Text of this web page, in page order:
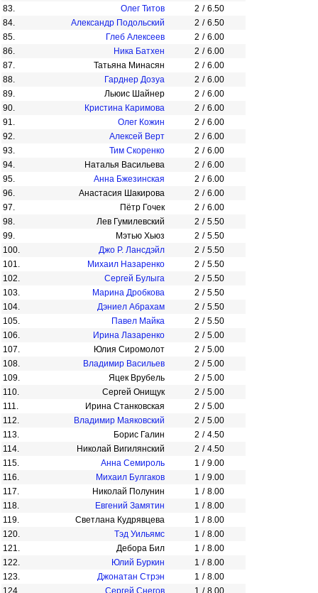
83.
Олег Титов 2 / 6.50
84.
Александр Подольский 2 / 6.50
85.
Глеб Алексеев 2 / 6.00
86.
Ника Батхен 2 / 6.00
87.
Татьяна Минасян 2 / 6.00
88.
Гарднер Дозуа 2 / 6.00
89.
Льюис Шайнер 2 / 6.00
90.
Кристина Каримова 2 / 6.00
91.
Олег Кожин 2 / 6.00
92.
Алексей Верт 2 / 6.00
93.
Тим Скоренко 2 / 6.00
94.
Наталья Васильева 2 / 6.00
95.
Анна Бжезинская 2 / 6.00
96.
Анастасия Шакирова 2 / 6.00
97.
Пётр Гочек 2 / 6.00
98.
Лев Гумилевский 2 / 5.50
99.
Мэтью Хьюз 2 / 5.50
100.
Джо Р. Лансдэйл 2 / 5.50
101.
Михаил Назаренко 2 / 5.50
102.
Сергей Булыга 2 / 5.50
103.
Марина Дробкова 2 / 5.50
104.
Дэниел Абрахам 2 / 5.50
105.
Павел Майка 2 / 5.50
106.
Ирина Лазаренко 2 / 5.00
107.
Юлия Сиромолот 2 / 5.00
108.
Владимир Васильев 2 / 5.00
109.
Яцек Врубель 2 / 5.00
110.
Сергей Онищук 2 / 5.00
111.
Ирина Станковская 2 / 5.00
112.
Владимир Маяковский 2 / 5.00
113.
Борис Галин 2 / 4.50
114.
Николай Вигилянский 2 / 4.50
115.
Анна Семироль 1 / 9.00
116.
Михаил Булгаков 1 / 9.00
117.
Николай Полунин 1 / 8.00
118.
Евгений Замятин 1 / 8.00
119.
Светлана Кудрявцева 1 / 8.00
120.
Тэд Уильямс 1 / 8.00
121.
Дебора Бил 1 / 8.00
122.
Юлий Буркин 1 / 8.00
123.
Джонатан Стрэн 1 / 8.00
124.
Сергей Снегов 1 / 8.00